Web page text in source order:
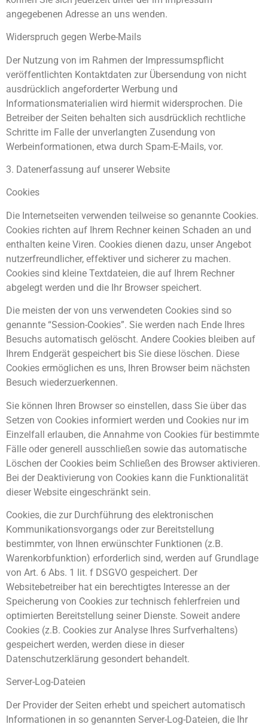
angegebenen Adresse an uns wenden.
Widerspruch gegen Werbe-Mails
Der Nutzung von im Rahmen der Impressumspflicht
veröffentlichten Kontaktdaten zur Übersendung von nicht
ausdrücklich angeforderter Werbung und
Informationsmaterialien wird hiermit widersprochen. Die
Betreiber der Seiten behalten sich ausdrücklich rechtliche
Schritte im Falle der unverlangten Zusendung von
Werbeinformationen, etwa durch Spam-E-Mails, vor.
3. Datenerfassung auf unserer Website
Cookies
Die Internetseiten verwenden teilweise so genannte Cookies.
Cookies richten auf Ihrem Rechner keinen Schaden an und
enthalten keine Viren. Cookies dienen dazu, unser Angebot
nutzerfreundlicher, effektiver und sicherer zu machen.
Cookies sind kleine Textdateien, die auf Ihrem Rechner
abgelegt werden und die Ihr Browser speichert.
Die meisten der von uns verwendeten Cookies sind so
genannte “Session-Cookies”. Sie werden nach Ende Ihres
Besuchs automatisch gelöscht. Andere Cookies bleiben auf
Ihrem Endgerät gespeichert bis Sie diese löschen. Diese
Cookies ermöglichen es uns, Ihren Browser beim nächsten
Besuch wiederzuerkennen.
Sie können Ihren Browser so einstellen, dass Sie über das
Setzen von Cookies informiert werden und Cookies nur im
Einzelfall erlauben, die Annahme von Cookies für bestimmte
Fälle oder generell ausschließen sowie das automatische
Löschen der Cookies beim Schließen des Browser aktivieren.
Bei der Deaktivierung von Cookies kann die Funktionalität
dieser Website eingeschränkt sein.
Cookies, die zur Durchführung des elektronischen
Kommunikationsvorgangs oder zur Bereitstellung
bestimmter, von Ihnen erwünschter Funktionen (z.B.
Warenkorbfunktion) erforderlich sind, werden auf Grundlage
von Art. 6 Abs. 1 lit. f DSGVO gespeichert. Der
Websitebetreiber hat ein berechtigtes Interesse an der
Speicherung von Cookies zur technisch fehlerfreien und
optimierten Bereitstellung seiner Dienste. Soweit andere
Cookies (z.B. Cookies zur Analyse Ihres Surfverhaltens)
gespeichert werden, werden diese in dieser
Datenschutzerklärung gesondert behandelt.
Server-Log-Dateien
Der Provider der Seiten erhebt und speichert automatisch
Informationen in so genannten Server-Log-Dateien, die Ihr